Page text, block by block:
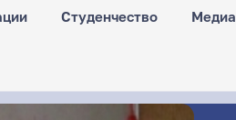
Студенчество Медиа